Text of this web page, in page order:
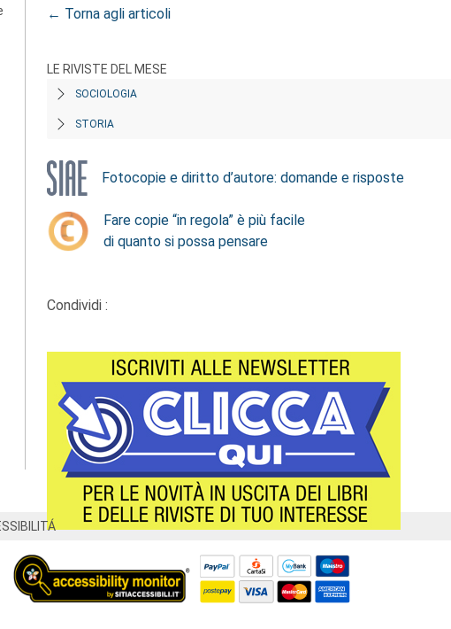
← Torna agli articoli
LE RIVISTE DEL MESE
SOCIOLOGIA
STORIA
Fotocopie e diritto d’autore: domande e risposte
Fare copie “in regola” è più facile
di quanto si possa pensare
Condividi :